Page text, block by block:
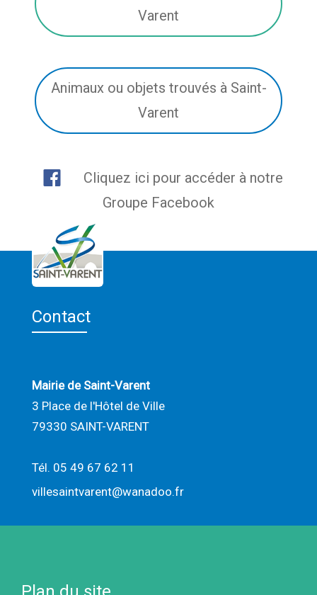
Varent
Animaux ou objets trouvés à Saint-
Varent
Cliquez ici pour accéder à notre
Groupe Facebook
Contact
Mairie de Saint-Varent
3 Place de l'Hôtel de Ville
79330 SAINT-VARENT
Tél. 05 49 67 62 11
villesaintvarent@wanadoo.fr